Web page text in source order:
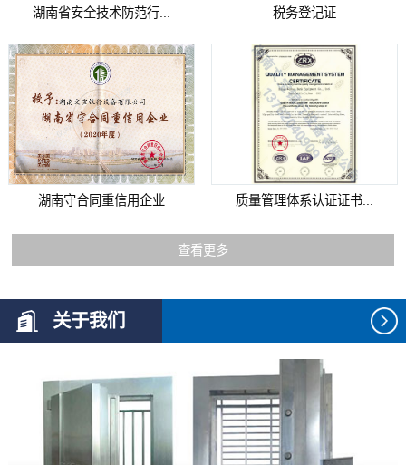
湖南省安全技术防范行... 税务登记证
湖南守合同重信用企业 质量管理体系认证证书...
查看更多
关于我们